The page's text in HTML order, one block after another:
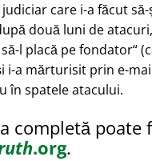
care i-a făcut să-
două luni de
l placă pe fondator
i-a mărturisit prin e-
în spatele atacului.
completă poate
.org.